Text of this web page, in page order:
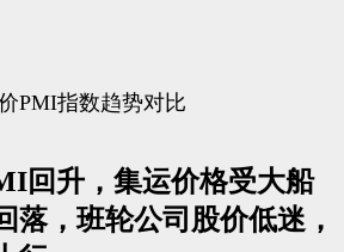
PMI指数趋势对比
回升，集运价格受大船
落，班轮公司股价低迷，